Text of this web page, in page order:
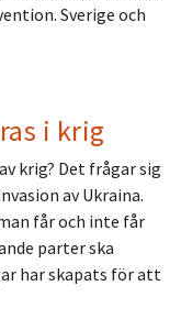
Sverige och
i krig
krig? Det frågar sig
av Ukraina.
får och inte får
parter ska
har skapats för att